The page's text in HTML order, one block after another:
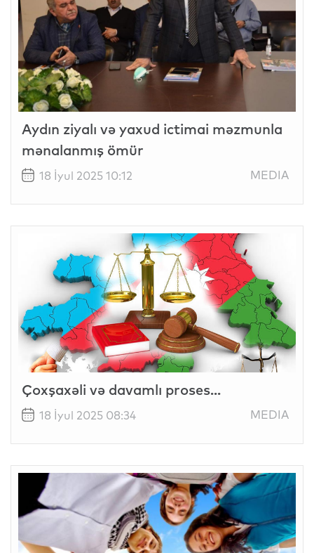
Aydın ziyalı və yaxud ictimai məzmunla
mənalanmış ömür
18 İyul 2025 10:12 MEDIA
Çoxşaxəli və davamlı proses...
18 İyul 2025 08:34 MEDIA